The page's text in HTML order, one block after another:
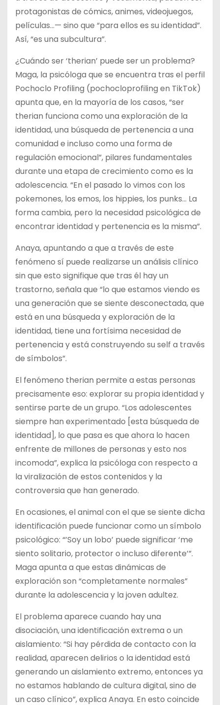
protagonistas de cómics, animes, videojuegos,
películas…— sino que “para ellos es su identidad”.
Así, “es una subcultura”.
¿Cuándo ser ‘therian’ puede ser un problema?
Maga, la psicóloga que se encuentra tras el perfil
Pochoclo Profiling (pochocloprofiling en TikTok)
apunta que, en la mayoría de los casos, “ser
therian funciona como una exploración de la
identidad, una búsqueda de pertenencia a una
comunidad e incluso como una forma de
regulación emocional”, pilares fundamentales
durante una etapa de crecimiento como es la
adolescencia. “En el pasado lo vimos con los
pokemones, los emos, los hippies, los punks… La
forma cambia, pero la necesidad psicológica de
encontrar identidad y pertenencia es la misma”.
Anaya, apuntando a que a través de este
fenómeno sí puede realizarse un análisis clínico
sin que esto signifique que tras él hay un
trastorno, señala que “lo que estamos viendo es
una generación que se siente desconectada, que
está en una búsqueda y exploración de la
identidad, tiene una fortísima necesidad de
pertenencia y está construyendo su self a través
de símbolos”.
El fenómeno therian permite a estas personas
precisamente eso: explorar su propia identidad y
sentirse parte de un grupo. “Los adolescentes
siempre han experimentado [esta búsqueda de
identidad], lo que pasa es que ahora lo hacen
enfrente de millones de personas y esto nos
incomoda”, explica la psicóloga con respecto a
la viralización de estos contenidos y la
controversia que han generado.
En ocasiones, el animal con el que se siente dicha
identificación puede funcionar como un símbolo
psicológico: “’Soy un lobo’ puede significar ‘me
siento solitario, protector o incluso diferente’”.
Maga apunta a que estas dinámicas de
exploración son “completamente normales”
durante la adolescencia y la joven adultez.
El problema aparece cuando hay una
disociación, una identificación extrema o un
aislamiento: “Si hay pérdida de contacto con la
realidad, aparecen delirios o la identidad está
generando un aislamiento extremo, entonces ya
no estamos hablando de cultura digital, sino de
un caso clínico”, explica Anaya. En esto coincide